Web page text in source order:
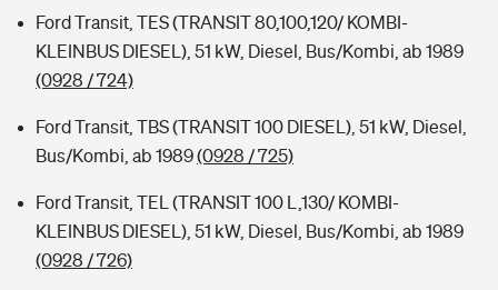
Ford Transit, TES (TRANSIT 80,100,120/ KOMBI-
KLEINBUS DIESEL), 51 kW, Diesel, Bus/Kombi, ab 1989
(0928 / 724)
Ford Transit, TBS (TRANSIT 100 DIESEL), 51 kW, Diesel,
Bus/Kombi, ab 1989(0928 / 725)
Ford Transit, TEL (TRANSIT 100 L,130/ KOMBI-
KLEINBUS DIESEL), 51 kW, Diesel, Bus/Kombi, ab 1989
(0928 / 726)